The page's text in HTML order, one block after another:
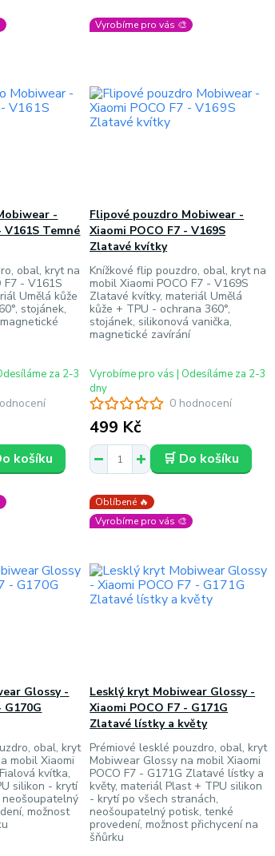
-
V161S Temné
obal, kryt na
F7 - V161S
Umělá kůže
stojánek,
za 2-3
košíku
Vyrobíme pro vás 🎨
0 hodnocení
Flipové pouzdro Mobiwear -
Xiaomi POCO F7 - V169S
Zlatavé kvítky
Knížkové flip pouzdro, obal, kryt na
mobil Xiaomi POCO F7 - V169S
Zlatavé kvítky, materiál Umělá
kůže + TPU - ochrana 360°,
stojánek, silikonová vanička,
magnetické zavírání
499 Kč
Vyrobíme pro vás | Odesíláme za 2-3
dny
🛒 Do košíku
Glossy -
G170G
obal, kryt
mobil Xiaomi
kvítka,
silikon - krytí
možnost
Oblíbené 🔥
Vyrobíme pro vás 🎨
Lesklý kryt Mobiwear Glossy -
Xiaomi POCO F7 - G171G
Zlatavé lístky a květy
Prémiové lesklé pouzdro, obal, kryt
Mobiwear Glossy na mobil Xiaomi
POCO F7 - G171G Zlatavé lístky a
květy, materiál Plast + TPU silikon
- krytí po všech stranách,
neošoupatelný potisk, tenké
provedení, možnost přichycení na
šňůrku